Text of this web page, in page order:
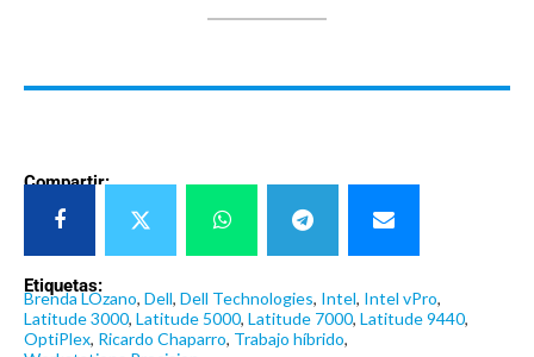
Compartir:
Etiquetas:
Brenda LOzano, Dell, Dell Technologies, Intel, Intel vPro,
Latitude 3000, Latitude 5000, Latitude 7000, Latitude 9440,
OptiPlex, Ricardo Chaparro, Trabajo híbrido,